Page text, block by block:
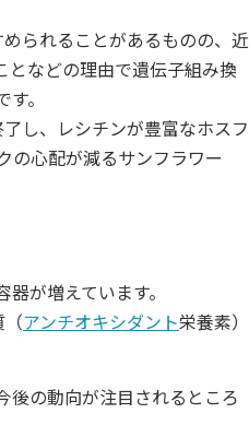
られることがあるものの、近
などの理由で遺伝子組み換
。
し、レシチンが豊富なホスフ
の心配が減るサンフラワー
が増えています。
アンチオキシダント栄養素）
後の動向が注目されるところ